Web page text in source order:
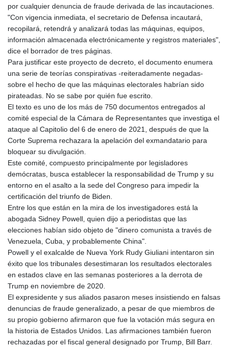
por cualquier denuncia de fraude derivada de las incautaciones.
"Con vigencia inmediata, el secretario de Defensa incautará,
recopilará, retendrá y analizará todas las máquinas, equipos,
información almacenada electrónicamente y registros materiales",
dice el borrador de tres páginas.
Para justificar este proyecto de decreto, el documento enumera
una serie de teorías conspirativas -reiteradamente negadas-
sobre el hecho de que las máquinas electorales habrían sido
pirateadas. No se sabe por quién fue escrito.
El texto es uno de los más de 750 documentos entregados al
comité especial de la Cámara de Representantes que investiga el
ataque al Capitolio del 6 de enero de 2021, después de que la
Corte Suprema rechazara la apelación del exmandatario para
bloquear su divulgación.
Este comité, compuesto principalmente por legisladores
demócratas, busca establecer la responsabilidad de Trump y su
entorno en el asalto a la sede del Congreso para impedir la
certificación del triunfo de Biden.
Entre los que están en la mira de los investigadores está la
abogada Sidney Powell, quien dijo a periodistas que las
elecciones habían sido objeto de "dinero comunista a través de
Venezuela, Cuba, y probablemente China".
Powell y el exalcalde de Nueva York Rudy Giuliani intentaron sin
éxito que los tribunales desestimaran los resultados electorales
en estados clave en las semanas posteriores a la derrota de
Trump en noviembre de 2020.
El expresidente y sus aliados pasaron meses insistiendo en falsas
denuncias de fraude generalizado, a pesar de que miembros de
su propio gobierno afirmaron que fue la votación más segura en
la historia de Estados Unidos. Las afirmaciones también fueron
rechazadas por el fiscal general designado por Trump, Bill Barr.